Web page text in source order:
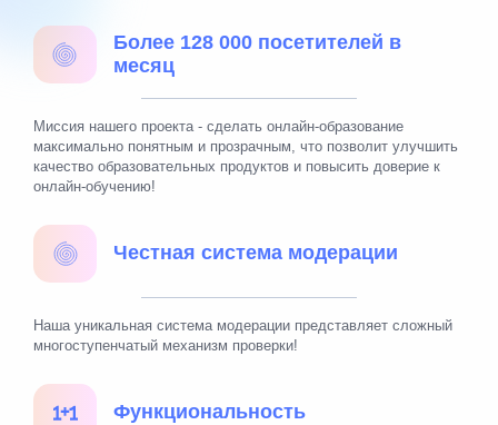
Более 128 000 посетителей в
месяц
Миссия нашего проекта - сделать онлайн-образование
максимально понятным и прозрачным, что позволит улучшить
качество образовательных продуктов и повысить доверие к
онлайн-обучению!
Честная система модерации
Наша уникальная система модерации представляет сложный
многоступенчатый механизм проверки!
Функциональность